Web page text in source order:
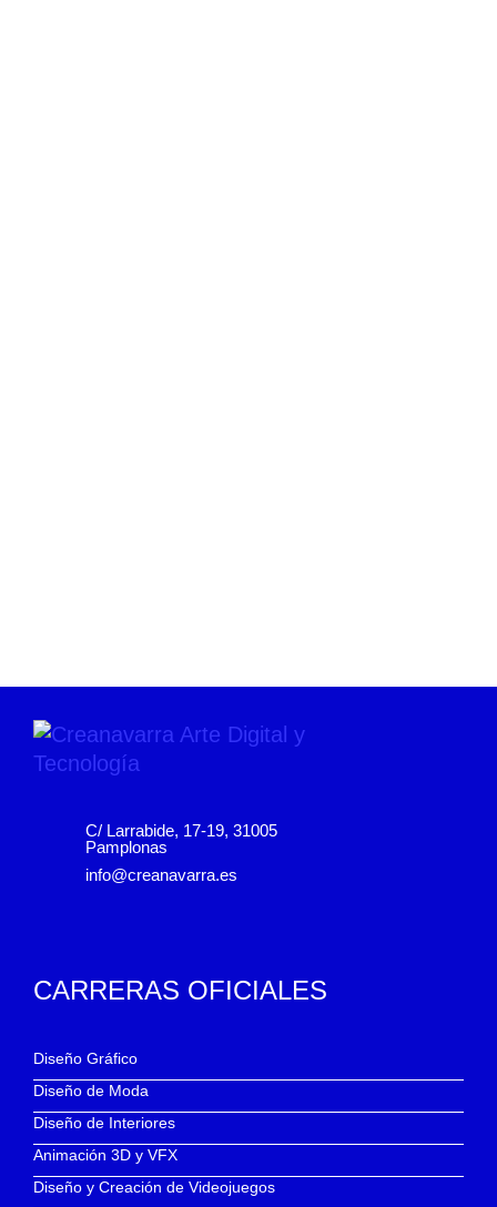
C/ Larrabide, 17-19, 31005
Pamplonas
info@creanavarra.es
CARRERAS OFICIALES
Diseño Gráfico
Diseño de Moda
Diseño de Interiores
Animación 3D y VFX
Diseño y Creación de Videojuegos